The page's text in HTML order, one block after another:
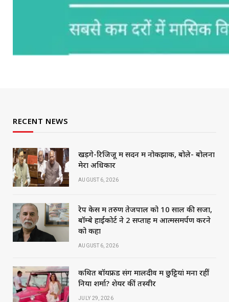
RECENT NEWS
खड़गे-रिजिजू में सदन में नोकझोंक, बोले- बोलना
मेरा अधिकार
AUGUST 6, 2026
रेप केस में तरुण तेजपाल को 10 साल की सजा,
बॉम्बे हाईकोर्ट ने 2 सप्ताह में आत्मसमर्पण करने
को कहा
AUGUST 6, 2026
कथित बॉयफ्रेंड संग मालदीव में छुट्टियां मना रहीं
निया शर्मा? शेयर कीं तस्वीरें
JULY 29, 2026